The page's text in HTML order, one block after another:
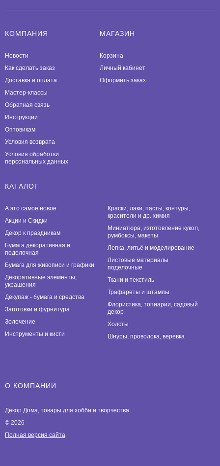
КОМПАНИЯ
Новости
Как сделать заказ
Доставка и оплата
Мастер-классы
Обратная связь
Инструкции
Оптовикам
Условия возврата
Условия обработки
персональных данных
МАГАЗИН
Корзина
Личный кабинет
Оформить заказ
КАТАЛОГ
А это самое новое
Акции и Скидки
Декор к праздникам
Бумага декоративная и
поделочная
Бумага для живописи и графики
Декоративные элементы,
украшения
Декупаж - бумага и средства
Заготовки и фурнитура
Золочение
Инструменты и кисти
Краски, лаки, пасты, контуры,
красители и др. химия
Миниатюра, изготовление кукол,
румбоксы, макеты
Лепка, литьё и моделирование
Листовые материалы
поделочные
Ткани и текстиль
Трафареты и штампы
Флористика, топиарии, садовый
декор
Холсты
Шнуры, проволока, веревка
О КОМПАНИИ
Декор Дома , товары для хобби и творчества.
© 2026
Полная версия сайта